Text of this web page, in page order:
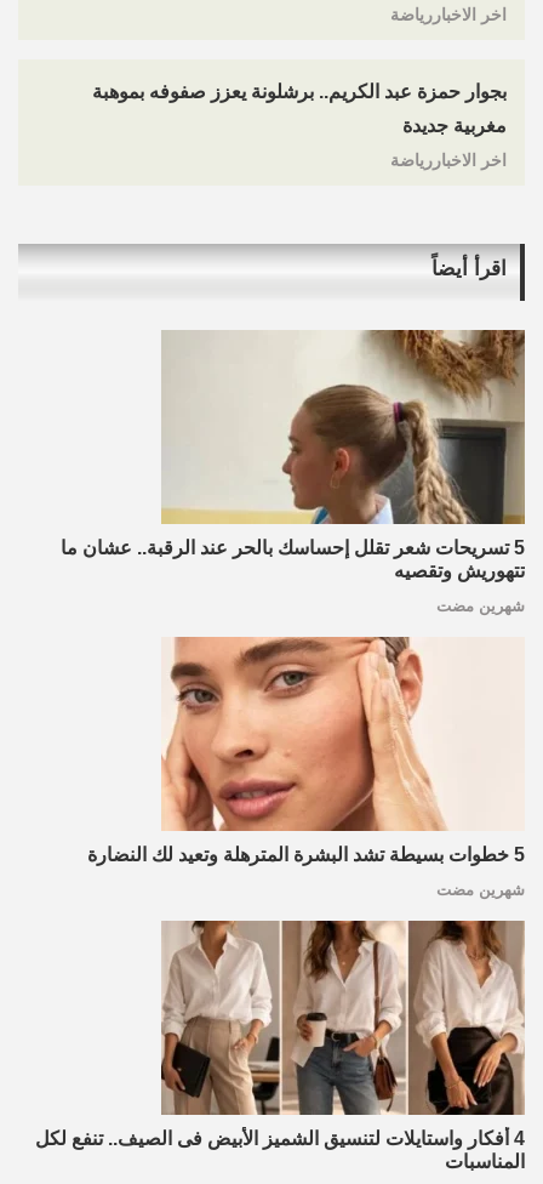
اخر الاخباررياضة
بجوار حمزة عبد الكريم.. برشلونة يعزز صفوفه بموهبة
مغربية جديدة
اخر الاخباررياضة
اقرأ أيضاً
5 تسريحات شعر تقلل إحساسك بالحر عند الرقبة.. عشان ما
تتهوريش وتقصيه
شهرين مضت
5 خطوات بسيطة تشد البشرة المترهلة وتعيد لك النضارة
شهرين مضت
4 أفكار واستايلات لتنسيق الشميز الأبيض فى الصيف.. تنفع لكل
المناسبات